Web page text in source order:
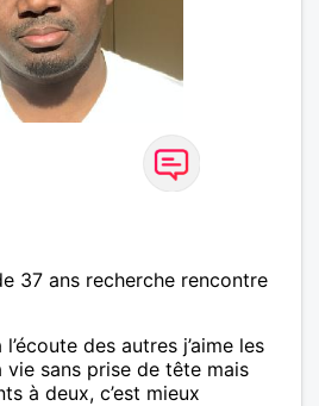
37 ans recherche rencontre
des autres j’aime les
vie sans prise de tête mais
à deux, c’est mieux